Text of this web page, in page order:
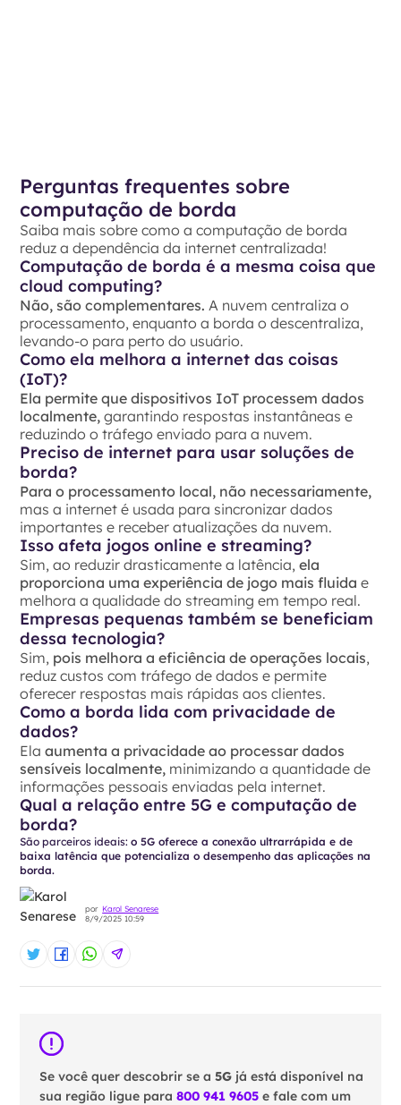
Perguntas frequentes sobre
computação de borda
Saiba mais sobre como a computação de borda
reduz a dependência da internet centralizada!
Computação de borda é a mesma coisa que
cloud computing?
Não, são complementares. A nuvem centraliza o
processamento, enquanto a borda o descentraliza,
levando-o para perto do usuário.
Como ela melhora a internet das coisas
(IoT)?
Ela permite que dispositivos IoT processem dados
localmente, garantindo respostas instantâneas e
reduzindo o tráfego enviado para a nuvem.
Preciso de internet para usar soluções de
borda?
Para o processamento local, não necessariamente,
mas a internet é usada para sincronizar dados
importantes e receber atualizações da nuvem.
Isso afeta jogos online e streaming?
Sim, ao reduzir drasticamente a latência,ela
proporciona uma experiência de jogo mais fluida e
melhora a qualidade do streaming em tempo real.
Empresas pequenas também se beneficiam
dessa tecnologia?
Sim, pois melhora a eficiência de operações locais,
reduz custos com tráfego de dados e permite
oferecer respostas mais rápidas aos clientes.
Como a borda lida com privacidade de
dados?
Ela aumenta a privacidade ao processar dados
sensíveis localmente, minimizando a quantidade de
informações pessoais enviadas pela internet.
Qual a relação entre 5G e computação de
borda?
São parceiros ideais:o 5G oferece a conexão ultrarrápida e de
baixa latência que potencializa o desempenho das aplicações na
borda.
por Karol Senarese
8/9/2025 10:59
Se você quer descobrir se a5G já está disponível na
sua região ligue para800 941 9605 e fale com um